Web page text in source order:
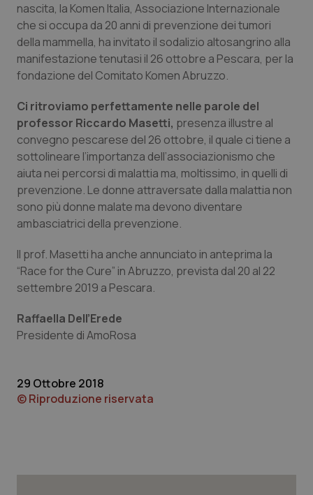
Lazio
Liguria
Lombardia
Marche
Molise
Piemonte
Provincia Autonoma di Trento
Puglia
Sicilia
Diabete & glucometri
Disturbi dell’umore
Dolore
Donna & Salute
Epatiti
HIV
Ipertensione & Scompenso
Malattie rare
Neuroscienze & patologie neurodegenerative
nascita, la Komen Italia, Associazione Internazionale
che si occupa da 20 anni di prevenzione dei tumori
della mammella, ha invitato il sodalizio altosangrino alla
manifestazione tenutasi il 26 ottobre a Pescara, per la
fondazione del Comitato Komen Abruzzo.
Ci ritroviamo perfettamente nelle parole del
professor Riccardo Masetti, presenza illustre al
convegno pescarese del 26 ottobre, il quale ci tiene a
sottolineare l’importanza dell’associazionismo che
aiuta nei percorsi di malattia ma, moltissimo, in quelli di
prevenzione. Le donne attraversate dalla malattia non
sono più donne malate ma devono diventare
ambasciatrici della prevenzione.
Il prof. Masetti ha anche annunciato in anteprima la
“Race for the Cure” in Abruzzo, prevista dal 20 al 22
settembre 2019 a Pescara.
Raffaella Dell’Erede
Presidente di AmoRosa
29 Ottobre 2018
© Riproduzione riservata